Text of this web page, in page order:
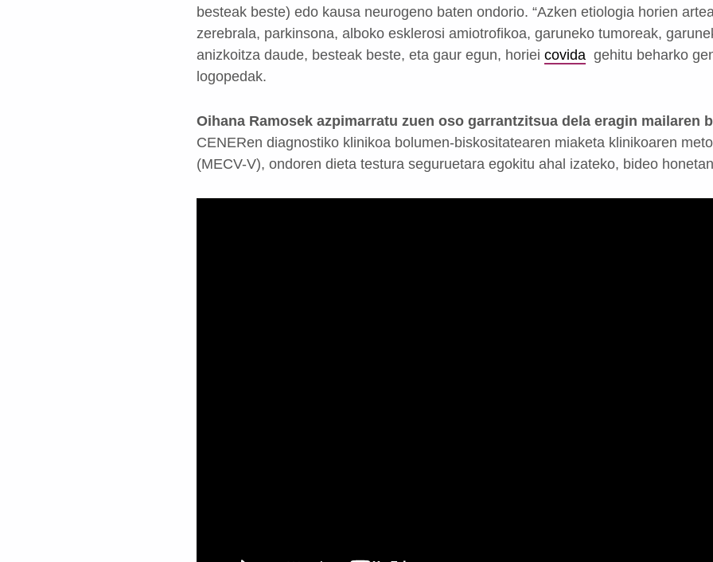
besteak beste) edo kausa neurogeno baten ondorio. “Azken etiologia horien
zerebrala, parkinsona, alboko esklerosi amiotrofikoa, garuneko tumoreak,
anizkoitza daude, besteak beste, eta gaur egun, horiei covida gehitu beharko
logopedak.
Oihana Ramosek azpimarratu zuen oso garrantzitsua dela eragin mailaren
CENERen diagnostiko klinikoa bolumen-biskositatearen miaketa klinikoaren
(MECV-V), ondoren dieta testura seguruetara egokitu ahal izateko, bideo